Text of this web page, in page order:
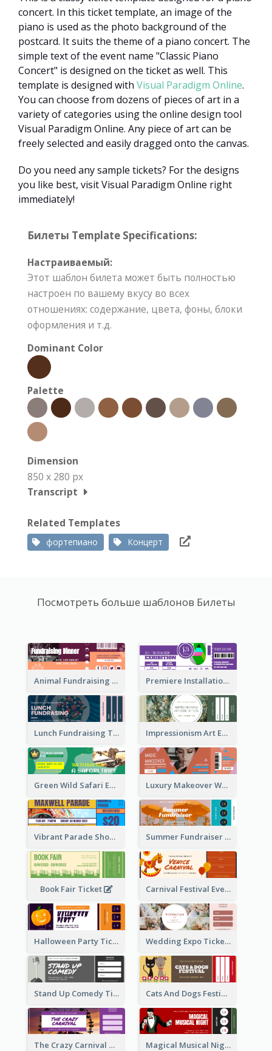
concert. In this ticket template, an image of the
piano is used as the photo background of the
postcard. It suits the theme of a piano concert. The
simple text of the event name "Classic Piano
Concert" is designed on the ticket as well. This
template is designed with Visual Paradigm Online.
You can choose from dozens of pieces of art in a
variety of categories using the online design tool
Visual Paradigm Online. Any piece of art can be
freely selected and easily dragged onto the canvas.
Do you need any sample tickets? For the designs
you like best, visit Visual Paradigm Online right
immediately!
Билеты Template Specifications:
Настраиваемый:
Этот шаблон билета может быть полностью
настроен по вашему вкусу во всех
отношениях: содержание, цвета, фоны, блоки
оформления и т.д.
Dominant Color
Palette
Dimension
850 x 280 px
Transcript
Related Templates
фортепиано Концерт
Посмотреть больше шаблонов Билеты
Animal Fundraising Ticket Show Ticket Premiere Installation Exhibition Ticket
Lunch Fundraising Ticket Impressionism Art Exhibition Ticket
Green Wild Safari Entry Ticket Design Idea Luxury Makeover Workshop Ticket Design
Vibrant Parade Show Ticket Design Summer Fundraiser Event Ticket
Book Fair Ticket Carnival Festival Event Ticket
Halloween Party Ticket Wedding Expo Ticket
Stand Up Comedy Ticket Cats And Dogs Festival Ticket
The Crazy Carnival Ticket Magical Musical Night Ticket